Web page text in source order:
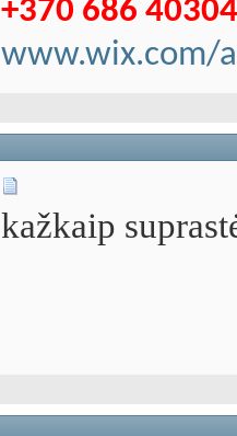
+370 686 40304
www.wix.com/
kažkaip